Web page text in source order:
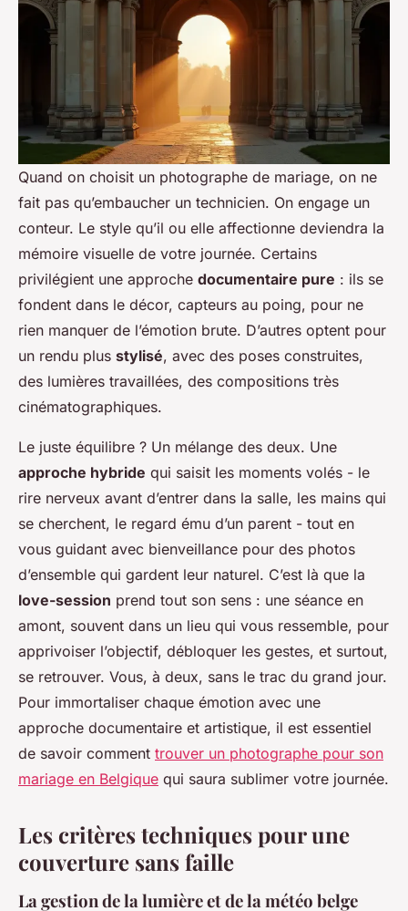
Quand on choisit un photographe de mariage, on ne
fait pas qu’embaucher un technicien. On engage un
conteur. Le style qu’il ou elle affectionne deviendra la
mémoire visuelle de votre journée. Certains
privilégient une approche documentaire pure : ils se
fondent dans le décor, capteurs au poing, pour ne
rien manquer de l’émotion brute. D’autres optent pour
un rendu plus stylisé, avec des poses construites,
des lumières travaillées, des compositions très
cinématographiques.
Le juste équilibre ? Un mélange des deux. Une
approche hybride qui saisit les moments volés - le
rire nerveux avant d’entrer dans la salle, les mains qui
se cherchent, le regard ému d’un parent - tout en
vous guidant avec bienveillance pour des photos
d’ensemble qui gardent leur naturel. C’est là que la
love-session prend tout son sens : une séance en
amont, souvent dans un lieu qui vous ressemble, pour
apprivoiser l’objectif, débloquer les gestes, et surtout,
se retrouver. Vous, à deux, sans le trac du grand jour.
Pour immortaliser chaque émotion avec une
approche documentaire et artistique, il est essentiel
de savoir comment trouver un photographe pour son
mariage en Belgique qui saura sublimer votre journée.
Les critères techniques pour une
couverture sans faille
La gestion de la lumière et de la météo belge